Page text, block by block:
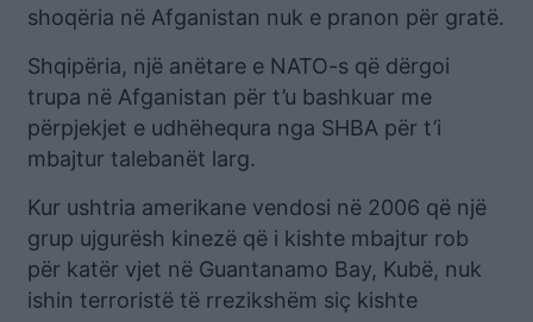
shoqëria në Afganistan nuk e pranon për gratë.
Shqipëria, një anëtare e NATO-s që dërgoi
trupa në Afganistan për t’u bashkuar me
përpjekjet e udhëhequra nga SHBA për t’i
mbajtur talebanët larg.
Kur ushtria amerikane vendosi në 2006 që një
grup ujgurësh kinezë që i kishte mbajtur rob
për katër vjet në Guantanamo Bay, Kubë, nuk
ishin terroristë të rrezikshëm siç kishte